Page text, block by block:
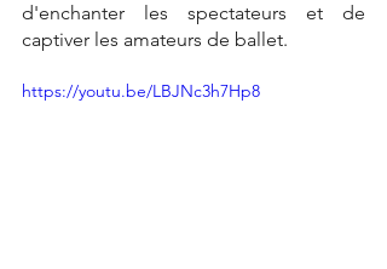
d'enchanter les spectateurs et de
captiver les amateurs de ballet.
https://youtu.be/LBJNc3h7Hp8